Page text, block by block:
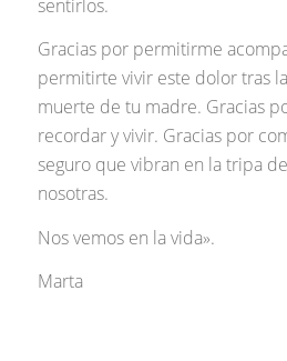
sentirlos.
Gracias por permitirme
permitirte vivir este dolor tras
muerte de tu madre. Gracias
recordar y vivir. Gracias por
seguro que vibran en la tripa
nosotras.
Nos vemos en la vida».
Marta